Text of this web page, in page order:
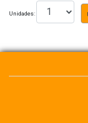
Unidades: